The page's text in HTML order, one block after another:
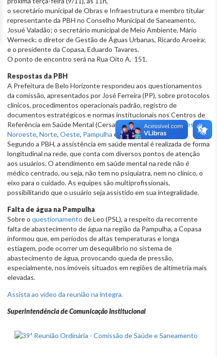
o secretário municipal de Obras e Infraestrutura e membro titular
representante da PBH no Conselho Municipal de Saneamento,
Josué Valadão; o secretário municipal de Meio Ambiente, Mário
Werneck; o diretor de Gestão de Águas Urbanas, Ricardo Aroeira;
e o presidente da Copasa, Eduardo Tavares.
O ponto de encontro será na Rua Oito A, 151.
Respostas da PBH
A Prefeitura de Belo Horizonte respondeu aos questionamentos
da comissão, apresentados por José Ferreira (PP), sobre protocolos
clínicos, procedimentos operacionais padrão, registro de
documentos estratégicos e normas institucionais nos Centros de
Referência em Saúde Mental (Cersam)Barreiro,Leste,Nordeste,
Noroeste, Norte, Oeste, Pampulha e Venda Nova.
Segundo a PBH, a assistência em saúde mental é realizada de forma
longitudinal na rede, que conta com diversos pontos de atenção
aos usuários. O atendimento em saúde mental na rede não é
médico centrado, ou seja, não tem no psiquiatra, nem no clínico, o
eixo para o cuidado. As equipes são multiprofissionais,
possibilitando que o usuário seja assistido em sua integralidade.
Falta de água na Pampulha
Sobre o questionamento de Leo (PSL), a respeito da recorrente
falta de abastecimento de água na região da Pampulha, a Copasa
informou que, em períodos de altas temperaturas e longa
estiagem, pode ocorrer um desequilíbrio no sistema de
abastecimento de água, provocando queda de pressão,
especialmente, nos imóveis situados em regiões de altimetria mais
elevadas.
Assista ao vídeo da reunião na íntegra.
Superintendência de Comunicação Institucional